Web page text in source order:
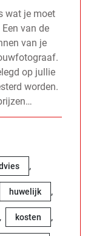
wat je moet
van de
van je
op jullie
worden.
,
huwelijk ,
, kosten ,